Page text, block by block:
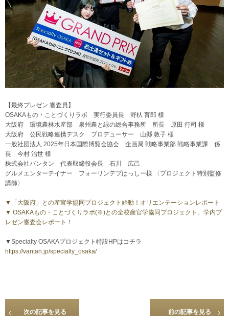
【最終プレゼン 審査員】
OSAKAもの・ことづくりラボ 実行委員長 野杁 育郎 様
大阪府 環境農林水産部 泉州農と緑の総合事務所 所長 原田 行司 様
大阪府 公民戦略連携デスク プロデューサー 山縣 敦子 様
一般社団法人 2025年日本国際博覧会協会 企画局 戦略事業部 戦略事業課 係
長 今村 治世 様
株式会社バンタン 代表取締役会長 石川 広己
グルメエンターテイナー フォーリンデブはっしー様 〈プロジェクト特別監修
講師〉
▼「大阪府」との産官学協同プロジェクト始動！オリエンテーションレポート
▼ OSAKAもの・ことづくりラボ(※)との全校産官学協同プロジェクト。学内プ
レゼン審査会レポート！
▼Specialty OSAKAプロジェクト特設HPはコチラ
https://vantan.jp/specialty_osaka/
次の記事を見る 前の記事を見る